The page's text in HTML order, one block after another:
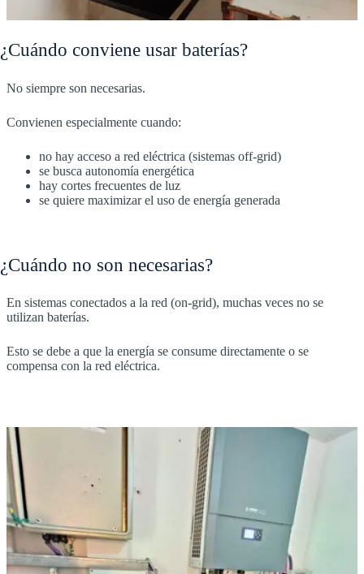
¿Cuándo conviene usar baterías?
No siempre son necesarias.
Convienen especialmente cuando:
no hay acceso a red eléctrica (sistemas off-grid)
se busca autonomía energética
hay cortes frecuentes de luz
se quiere maximizar el uso de energía generada
¿Cuándo no son necesarias?
En sistemas conectados a la red (on-grid), muchas veces no se
utilizan baterías.
Esto se debe a que la energía se consume directamente o se
compensa con la red eléctrica.